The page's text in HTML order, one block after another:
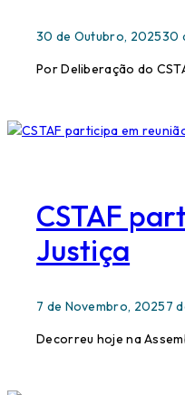
30 de Outubro, 202530
Por Deliberação do
CSTAF
Justiça
7 de Novembro, 20257
Decorreu hoje na